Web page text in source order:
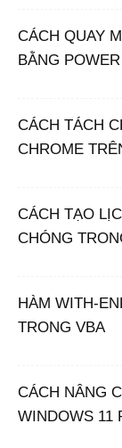
CÁCH QUAY
BẰNG
CÁCH TÁCH
CHROME
CÁCH TẠO
CHÓNG
HÀM WITH-
TRONG VBA
CÁCH NÂNG
WINDOWS 11